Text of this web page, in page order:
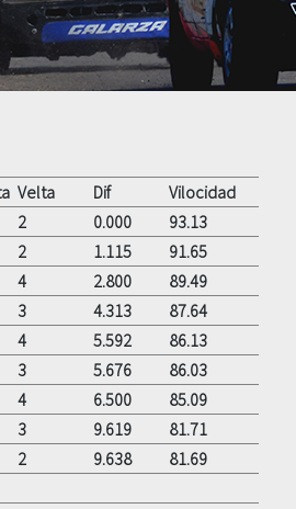
Velta Dif
Vilocidad
2 0.000
93.13
2 1.115
91.65
4 2.800
89.49
3 4.313
87.64
4 5.592
86.13
3 5.676
86.03
4 6.500
85.09
3 9.619
81.71
2 9.638 81.69